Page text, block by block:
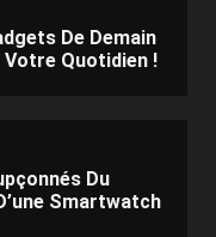
De Demain
Votre Quotidien !
Du
Smartwatch